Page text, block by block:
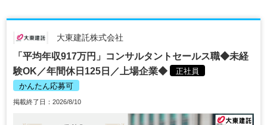
大東建託株式会社
「平均年収917万円」コンサルタントセールス職◆未経
験OK／年間休日125日／上場企業◆
正社員
かんたん応募可
掲載終了日：2026/8/10